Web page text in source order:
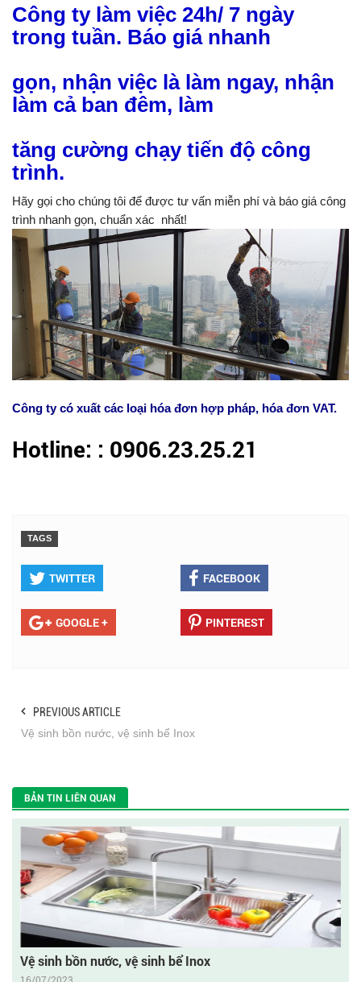
Công ty làm việc 24h/ 7 ngày
trong tuần. Báo giá nhanh
gọn, nhận việc là làm ngay, nhận
làm cả ban đêm, làm
tăng cường chạy tiến độ công
trình.
Hãy gọi cho chúng tôi để được tư vấn miễn phí và báo giá công
trình nhanh gọn, chuẩn xác nhất!
Công ty có xuất các loại hóa đơn hợp pháp, hóa đơn VAT.
Hotline: : 0906.23.25.21
TAGS
TWITTER FACEBOOK
GOOGLE + PINTEREST
PREVIOUS ARTICLE
Vệ sinh bồn nước, vệ sinh bể Inox
BẢN TIN LIÊN QUAN
Vệ sinh bồn nước, vệ sinh bể Inox